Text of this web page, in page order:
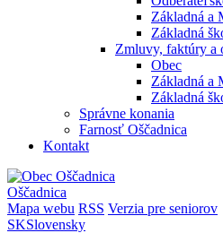
Základná a
Základná
Zmluvy, faktúry
Obec
Základná a
Základná
Správne konania
Farnosť Oščadnica
Kontakt
Oščadnica
Mapa webu RSS Verzia pre seniorov
SKSlovensky